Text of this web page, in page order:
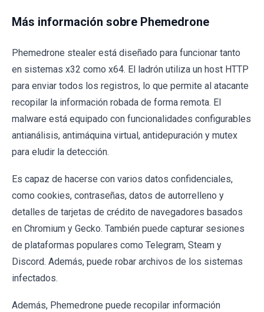
Más información sobre Phemedrone
Phemedrone stealer está diseñado para funcionar tanto
en sistemas x32 como x64. El ladrón utiliza un host HTTP
para enviar todos los registros, lo que permite al atacante
recopilar la información robada de forma remota. El
malware está equipado con funcionalidades configurables
antianálisis, antimáquina virtual, antidepuración y mutex
para eludir la detección.
Es capaz de hacerse con varios datos confidenciales,
como cookies, contraseñas, datos de autorrelleno y
detalles de tarjetas de crédito de navegadores basados
en Chromium y Gecko. También puede capturar sesiones
de plataformas populares como Telegram, Steam y
Discord. Además, puede robar archivos de los sistemas
infectados.
Además, Phemedrone puede recopilar información